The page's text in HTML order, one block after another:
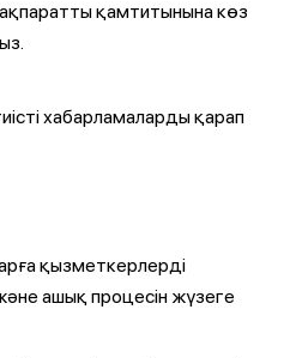
ақпаратты қамтитынына көз
хабарламаларды қарап
қызметкерлерді
ашық процесін жүзеге